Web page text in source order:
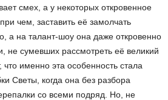
смех, а у некоторых откровенное
чем, заставить её замолчать
а на талант-шоу она даже откровенно
не сумевших рассмотреть её великий
именно эта особенность стала
Светы, когда она без разбора
со всеми подряд. Но, не